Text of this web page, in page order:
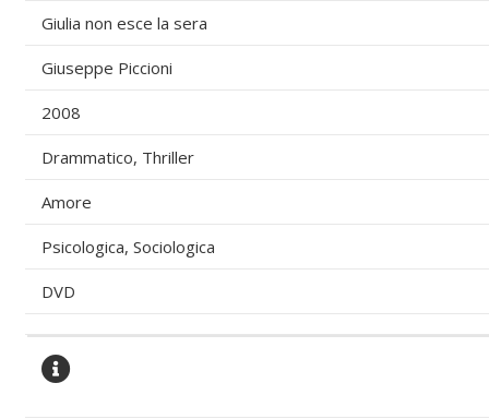
Giulia non esce la sera
Giuseppe Piccioni
2008
Drammatico, Thriller
Amore
Psicologica, Sociologica
DVD